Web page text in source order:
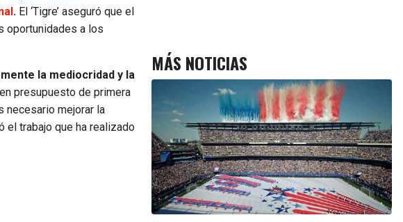
. El ‘Tigre’ aseguró que el
oportunidades a los
la mediocridad y la
presupuesto de primera
necesario mejorar la
el trabajo que ha realizado
MÁS NOTICIAS